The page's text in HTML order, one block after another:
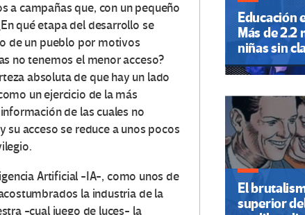
a campañas que, con un pequeño
qué etapa del desarrollo se
de un pueblo por motivos
no tenemos el menor acceso?
absoluta de que hay un lado
un ejercicio de la más
de las cuales no
acceso se reduce a unos pocos
Artificial -IA-, como unos de
la industria de la
-cual juego de luces- la
Educación
Más de 2.2
niñas sin
El
superior